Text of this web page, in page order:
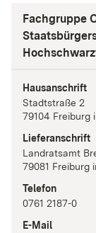
Fachgruppe
Hausanschrift
Stadtstraße 2
79104 Freiburg
Lieferanschrift
Landratsamt
79081 Freiburg
Telefon
0761 2187-0
E-Mail